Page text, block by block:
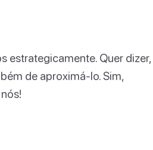
estrategicamente. Quer dizer,
de aproximá-lo. Sim,